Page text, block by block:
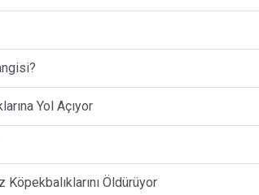
Yol Açıyor
Öldürüyor